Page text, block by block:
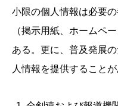
小限の個人情報は必要
（掲示用紙、ホームペ
ある。更に、普及発展
人情報を提供することが